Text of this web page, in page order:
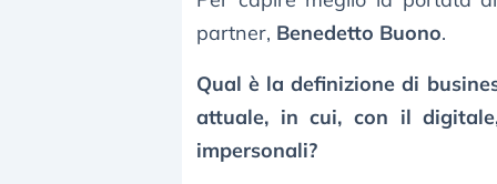
partner, Benedetto Buono.
Qual è la definizione di
attuale, in cui, con il
impersonali?